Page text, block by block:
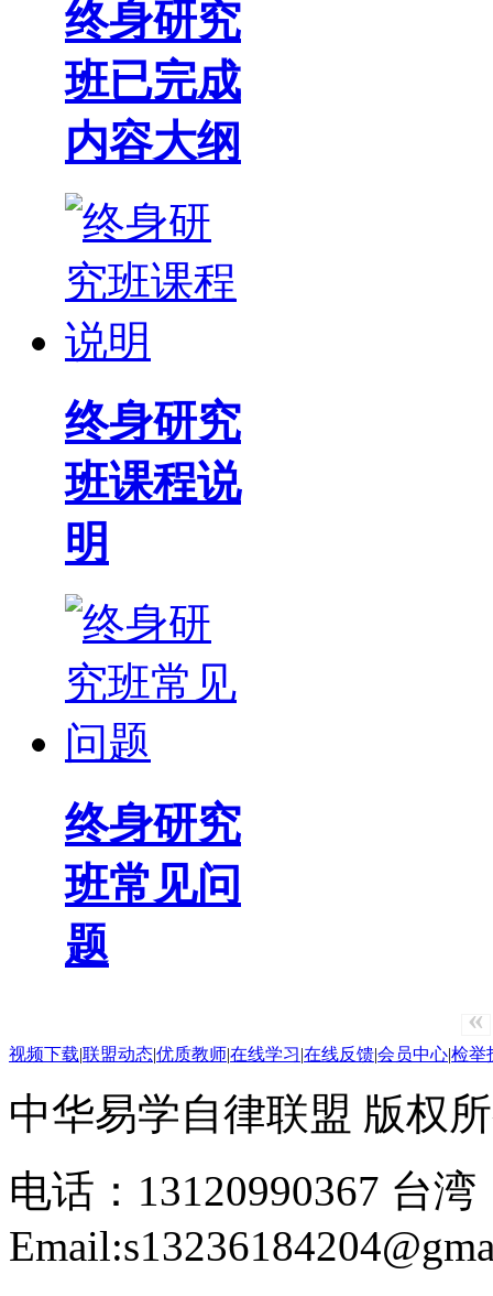
终身研究
班已完成
内容大纲
终身研究
班课程说
明
终身研究
班常见问
题
«
视频下载|联盟动态|优质教师|在线学习|在线反馈|会员中心|检举
中华易学自律联盟 版权
电话：13120990367 台湾